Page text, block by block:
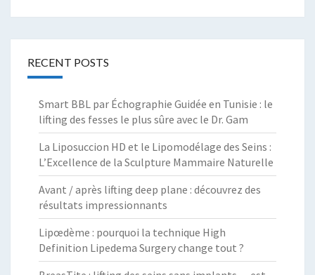
RECENT POSTS
Smart BBL par Échographie Guidée en Tunisie : le
lifting des fesses le plus sûre avec le Dr. Gam
La Liposuccion HD et le Lipomodélage des Seins :
L’Excellence de la Sculpture Mammaire Naturelle
Avant / après lifting deep plane : découvrez des
résultats impressionnants
Lipœdème : pourquoi la technique High
Definition Lipedema Surgery change tout ?